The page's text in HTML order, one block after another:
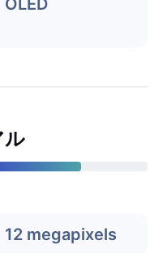
OLED
ル
12 megapixels